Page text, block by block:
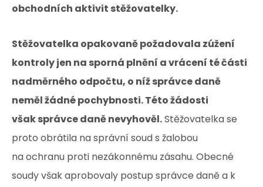
obchodních aktivit stěžovatelky.
Stěžovatelka opakovaně požadovala zúžení
kontroly jen na sporná plnění a vrácení té části
nadměrného odpočtu, o níž správce daně
neměl žádné pochybnosti. Této žádosti
však správce daně nevyhověl.Stěžovatelka se
proto obrátila na správní soud s žalobou
na ochranu proti nezákonnému zásahu. Obecné
soudy však aprobovaly postup správce daně a k